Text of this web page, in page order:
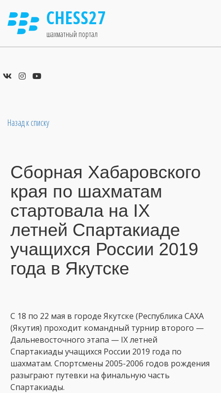
CHESS27
шахматный портал
Назад к списку
Сборная Хабаровского
края по шахматам
стартовала на IX
летней Спартакиаде
учащихся России 2019
года в Якутске
C 18 по 22 мая в городе Якутске (Республика САХА
(Якутия) проходит командный турнир второго —
Дальневосточного этапа — IX летней
Спартакиады учащихся России 2019 года по
шахматам. Спортсмены 2005-2006 годов рождения
разыграют путевки на финальную часть
Спартакиады.